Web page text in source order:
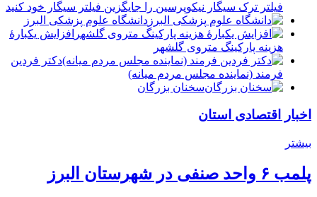
فیلتر ترک سیگار نیکوپرسین را جایگزین فیلتر سیگار خود کنید
دانشگاه علوم پزشکی البرز
افزایش یکبارۀ
هزینه پارکینگ متروی گلشهر
دكتر فردين
فرمند (نماينده مجلس مردم میانه)
سخنان بزرگان
اخبار اقتصادی استان
بیشتر
پلمب ۶ واحد صنفی در شهرستان البرز